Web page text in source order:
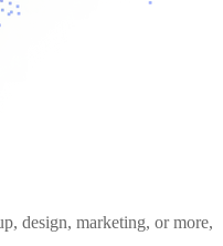
design, marketing, or more,